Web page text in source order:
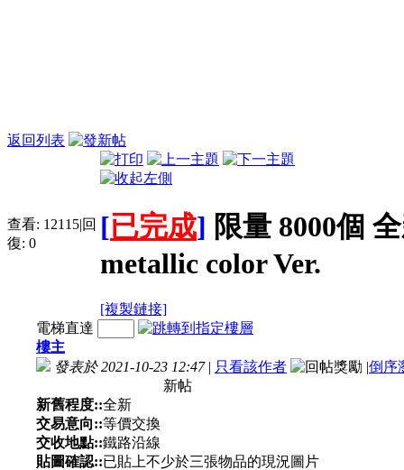
返回列表
查看: 12115|回
復: 0
[已完成] 限量 8000個
metallic color Ver.
[複製鏈接]
電梯直達
樓主
發表於 2021-10-23 12:47 | 只看該作者 |倒序
新帖
新舊程度::全新
交易意向::等價交換
交收地點::鐵路沿線
貼圖確認::已貼上不少於三張物品的現況圖片